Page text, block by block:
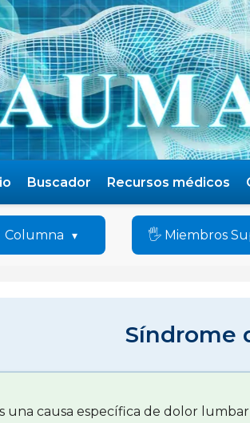
Buscador Recursos médicos
Columna 🖐️ Miembros
Síndrome
una causa específica de dolor